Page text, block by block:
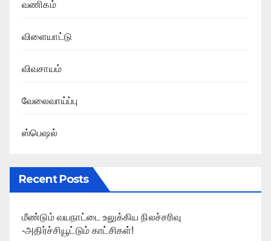
வணிகம்
விளையாட்டு
விவசாயம்
வேலைவாய்ப்பு
ஸ்பெஷல்
Recent Posts
மீண்டும் வயநாட்டை உலுக்கிய நிலச்சரிவு
-அதிர்ச்சியூட்டும் காட்சிகள்!